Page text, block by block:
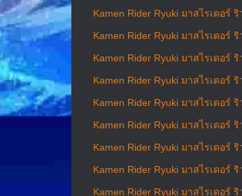
Kamen Rider Ryuki มาสไรเดอร์
Kamen Rider Ryuki มาสไรเดอร์
Kamen Rider Ryuki มาสไรเดอร์
Kamen Rider Ryuki มาสไรเดอร์
Kamen Rider Ryuki มาสไรเดอร์
Kamen Rider Ryuki มาสไรเดอร์
Kamen Rider Ryuki มาสไรเดอร์
Kamen Rider Ryuki มาสไรเดอร์
Kamen Rider Ryuki มาสไรเดอร์